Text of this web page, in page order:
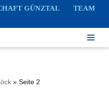
GÜNZTAL
TEAM
» Seite 2